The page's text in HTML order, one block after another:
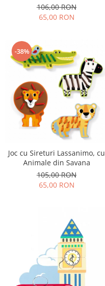
106,00 RON
65,00 RON
-38%
Joc cu Sireturi Lassanimo, cu
Animale din Savana
105,00 RON
65,00 RON